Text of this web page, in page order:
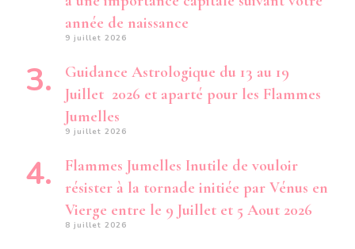
année de naissance
9 juillet 2026
Guidance Astrologique du 13 au 19
Juillet 2026 et aparté pour les Flammes
Jumelles
9 juillet 2026
Flammes Jumelles Inutile de vouloir
résister à la tornade initiée par Vénus en
Vierge entre le 9 Juillet et 5 Aout 2026
8 juillet 2026